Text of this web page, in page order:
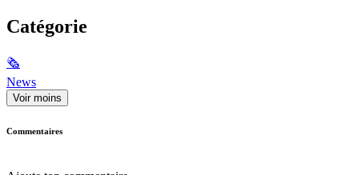
Catégorie
🗞
News
Voir moins
Commentaires